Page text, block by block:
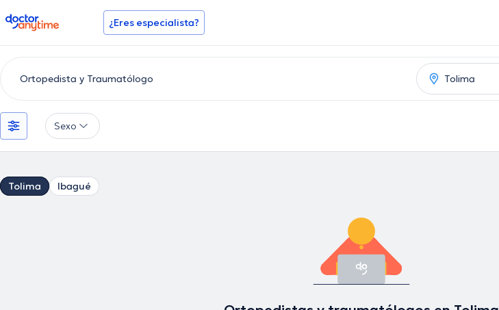
doctoranytime ¿Eres especialista?
Sexo
Tolima Ibagué